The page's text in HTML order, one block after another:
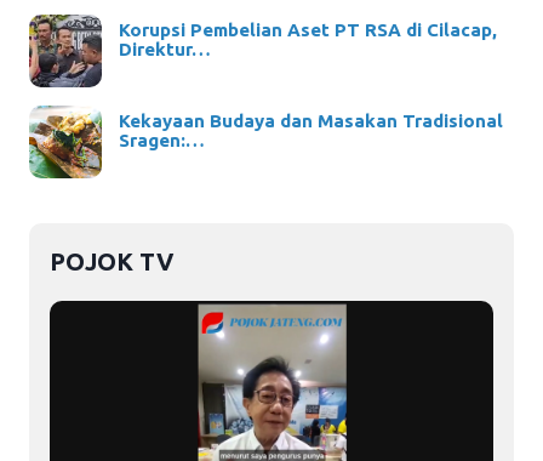
Korupsi Pembelian Aset PT RSA di Cilacap,
Direktur…
Kekayaan Budaya dan Masakan Tradisional
Sragen:…
POJOK TV